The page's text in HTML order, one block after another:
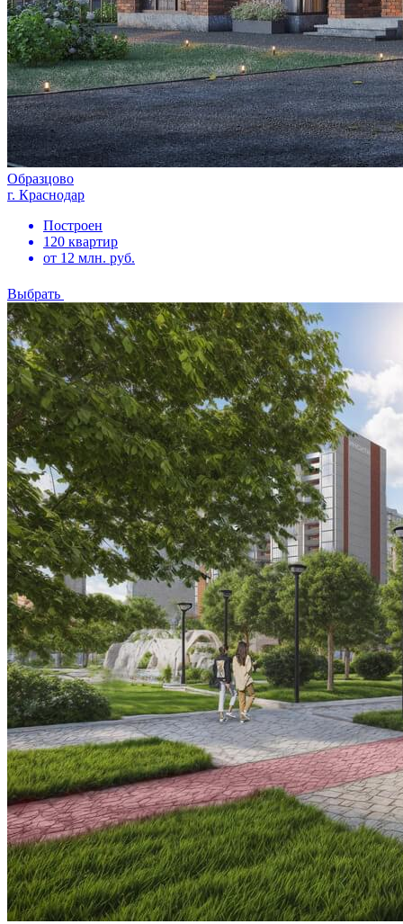
Образцово
г. Краснодар
Построен
120 квартир
от 12 млн. руб.
Выбрать